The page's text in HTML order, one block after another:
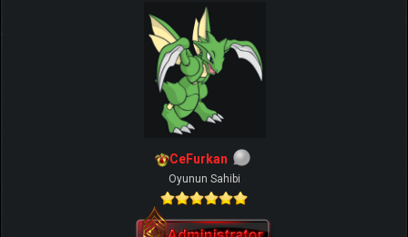
CeFurkan
Oyunun Sahibi